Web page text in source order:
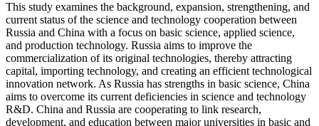
This study examines the background, expansion, strengthening, and
current status of the science and technology cooperation between
Russia and China with a focus on basic science, applied science,
and production technology. Russia aims to improve the
commercialization of its original technologies, thereby attracting
capital, importing technology, and creating an efficient technological
innovation network. As Russia has strengths in basic science, China
aims to overcome its current deficiencies in science and technology
R&D. China and Russia are cooperating to link research,
development, and education between major universities in basic and